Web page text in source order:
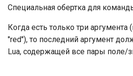
Специальная обертка для
Когда есть только три
"red"), то последний аргумент
Lua, содержащей все пары поле/